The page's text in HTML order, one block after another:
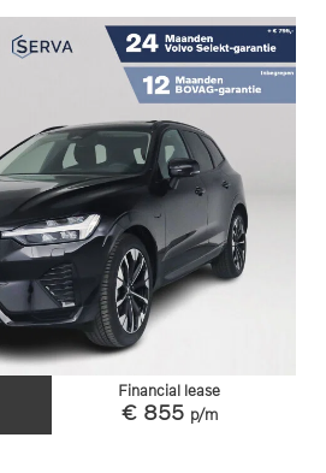
Financial lease
€ 855 p/m